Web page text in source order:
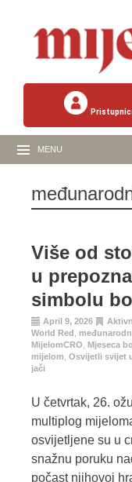
MENU
Više od
u
simbolu
April 9, 2026
World Red
MijelomCRO
Mjeseca
mijelom Osvijetli svijet
jači
U četvrtak, 26.
multiplog
osvijetljene su u
snažnu poruku
počast njihovoj